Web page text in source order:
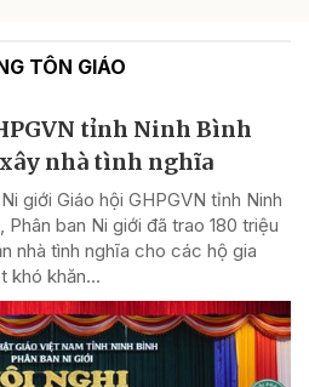
TÔN GIÁO
tỉnh Ninh Bình
nhà tình nghĩa
giới Giáo hội GHPGVN tỉnh Ninh
Phân ban Ni giới đã trao 180 triệu
nhà tình nghĩa cho các hộ gia
khó khăn...